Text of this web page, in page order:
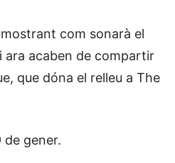
com sonarà el
ara acaben de compartir
que dóna el relleu a The
de gener.